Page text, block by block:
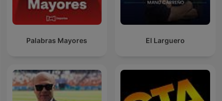
Palabras Mayores El Larguero